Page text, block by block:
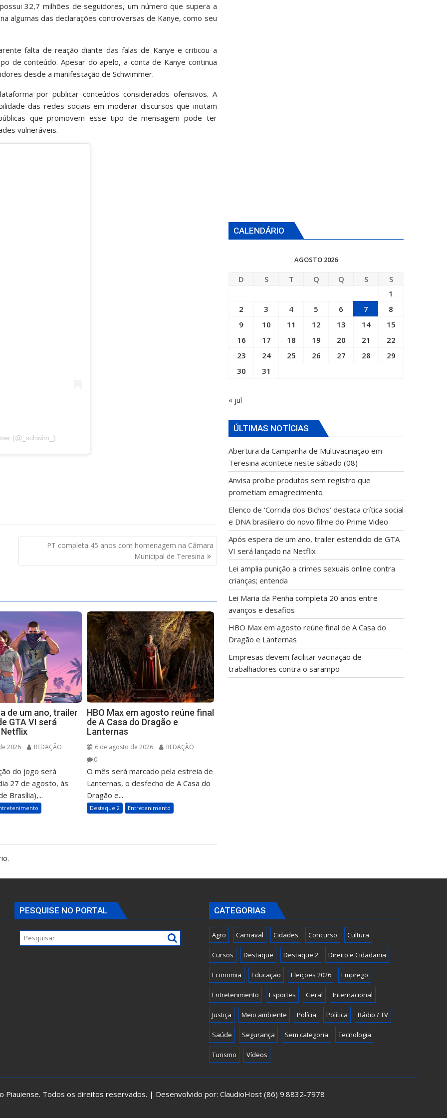
32,7 milhões de seguidores, um número que supera a
algumas das declarações controversas de Kanye, como seu
falta de reação diante das falas de Kanye e criticou a
de conteúdo. Apesar do apelo, a conta de Kanye continua
desde a manifestação de Schwimmer.
por publicar conteúdos considerados ofensivos. A
das redes sociais em moderar discursos que incitam
que promovem esse tipo de mensagem pode ter
vulneráveis.
(@_schwim_)
PT completa 45 anos com homenagem na Câmara
Municipal de Teresina
de um ano, trailer
GTA VI será
2026
REDAÇÃO
do jogo será
27 de agosto, às
Brasília),...
HBO Max em agosto reúne final
de A Casa do Dragão e
Lanternas
6 de agosto de 2026
REDAÇÃO
0
O mês será marcado pela estreia de
Lanternas, o desfecho de A Casa do
Dragão e...
Destaque 2 Entretenimento
CALENDÁRIO
AGOSTO 2026
D S T Q Q S
S
1
2
3 4 5 6 7
8
9
10 11 12 13 14
15
16
17 18 19 20 21
22
23
24 25 26 27 28
29
30
31
« jul
ÚLTIMAS NOTÍCIAS
Abertura da Campanha de Multivacinação em
Teresina acontece neste sábado (08)
Anvisa proíbe produtos sem registro que
prometiam emagrecimento
Elenco de ‘Corrida dos Bichos’ destaca crítica social
e DNA brasileiro do novo filme do Prime Video
Após espera de um ano, trailer estendido de GTA
VI será lançado na Netflix
Lei amplia punição a crimes sexuais online contra
crianças; entenda
Lei Maria da Penha completa 20 anos entre
avanços e desafios
HBO Max em agosto reúne final de A Casa do
Dragão e Lanternas
Empresas devem facilitar vacinação de
trabalhadores contra o sarampo
PESQUISE NO PORTAL CATEGORIAS
Agro Carnaval Cidades Concurso Cultura
Cursos Destaque Destaque 2 Direito e Cidadania
Economia Educação Eleições 2026 Emprego
Entretenimento Esportes Geral Internacional
Justiça Meio ambiente Polícia Política Rádio / TV
Saúde Segurança Sem categoria Tecnologia
Turismo Vídeos
Piauiense. Todos os direitos reservados. | Desenvolvido por: ClaudioHost (86) 9.8832-7978